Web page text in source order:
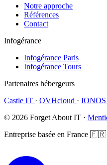
Notre approche
Références
Contact
Infogérance
Infogérance Paris
Infogérance Tours
Partenaires hébergeurs
Castle IT · OVHcloud · IONOS
© 2026 Forget About IT ·
Entreprise basée en France 🇫🇷